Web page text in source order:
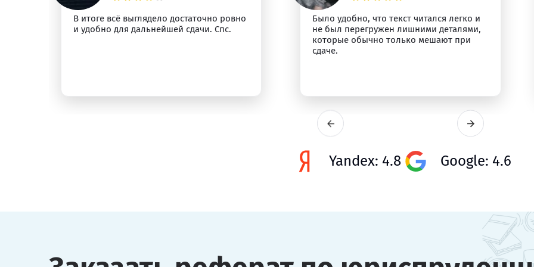
В итоге всё выглядело достаточно ровно
и удобно для дальнейшей сдачи. Спс.
Было удобно, что текст читался легко и
не был перегружен лишними деталями,
которые обычно только мешают при
сдаче.
Yandex: 4.8 Google: 4.6